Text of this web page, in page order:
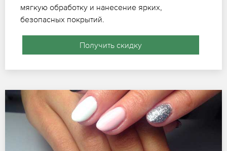
мягкую обработку и нанесение ярких,
безопасных покрытий.
Получить скидку